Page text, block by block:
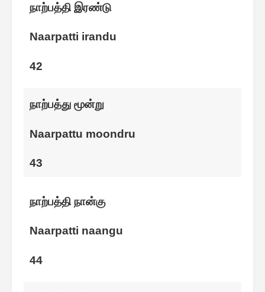
நாற்பத்தி இரண்டு
Naarpatti irandu
42
நாற்பத்து மூன்று
Naarpattu moondru
43
நாற்பத்தி நான்கு
Naarpatti naangu
44